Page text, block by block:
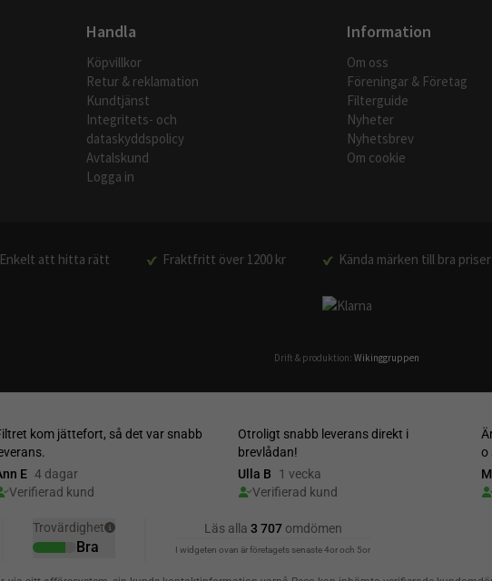
Handla
Köpvillkor
Retur & reklamation
Kundtjänst
Integritets- och
dataskyddspolicy
Avtalskund
Logga in
Information
Om oss
Föreningar & Företag
Filterguide
Nyheter
Nyhetsbrev
Om cookie
Enkelt att hitta rätt Fraktfritt över 1200 kr Kända märken till bra priser
Drift & produktion: Wikinggruppen